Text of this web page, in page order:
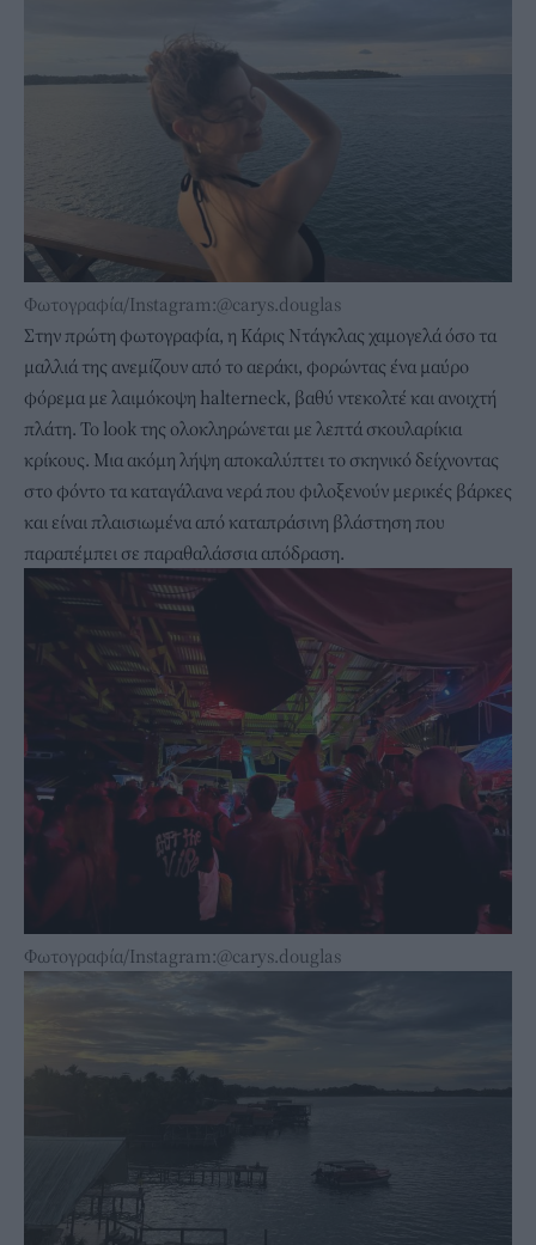
Φωτογραφία/Instagram:@carys.douglas
Στην πρώτη φωτογραφία, η Κάρις Ντάγκλας χαμογελά όσο τα
μαλλιά της ανεμίζουν από το αεράκι, φορώντας ένα μαύρο
φόρεμα με λαιμόκοψη halterneck, βαθύ ντεκολτέ και ανοιχτή
πλάτη. Το look της ολοκληρώνεται με λεπτά σκουλαρίκια
κρίκους. Μια ακόμη λήψη αποκαλύπτει το σκηνικό δείχνοντας
στο φόντο τα καταγάλανα νερά που φιλοξενούν μερικές βάρκες
και είναι πλαισιωμένα από καταπράσινη βλάστηση που
παραπέμπει σε παραθαλάσσια απόδραση.
Φωτογραφία/Instagram:@carys.douglas